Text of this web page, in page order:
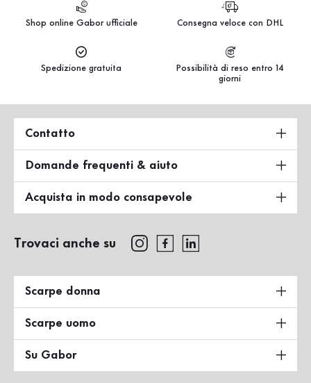
Shop online Gabor ufficiale Consegna veloce con DHL
Spedizione gratuita
Possibilità di reso entro 14
giorni
Contatto
Domande frequenti & aiuto
Acquista in modo consapevole
Trovaci anche su
Scarpe donna
Scarpe uomo
Su Gabor